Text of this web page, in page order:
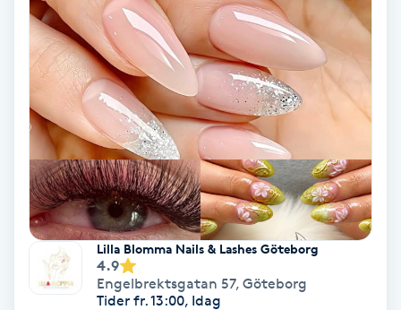
Stylist
Sugaring
Svensk massage
Svettbehandling
Tuina-massage
Taktil massage
Lilla Blomma Nails & Lashes Göteborg
4.9
Engelbrektsgatan 57, Göteborg
Tider fr. 13:00, Idag